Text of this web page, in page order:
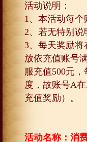
活动说明：
1、本活动每
2、若无特别
3、每天奖励
放依充值账号
服充值500元，
度，故账号A在
充值奖励）。
活动名称：消